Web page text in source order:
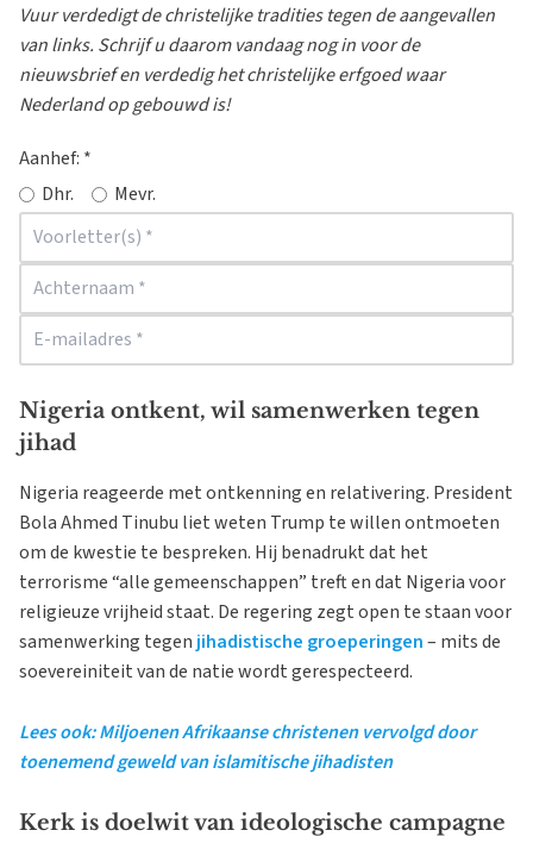
Vuur verdedigt de christelijke tradities tegen de aangevallen
van links. Schrijf u daarom vandaag nog in voor de
nieuwsbrief en verdedig het christelijke erfgoed waar
Nederland op gebouwd is!
Aanhef: *
Dhr.
Mevr.
Nigeria ontkent, wil samenwerken tegen
jihad
Nigeria reageerde met ontkenning en relativering. President
Bola Ahmed Tinubu liet weten Trump te willen ontmoeten
om de kwestie te bespreken. Hij benadrukt dat het
terrorisme “alle gemeenschappen” treft en dat Nigeria voor
religieuze vrijheid staat. De regering zegt open te staan voor
samenwerking tegen jihadistische groeperingen– mits de
soevereiniteit van de natie wordt gerespecteerd.
Lees ook: Miljoenen Afrikaanse christenen vervolgd door
toenemend geweld van islamitische jihadisten
Kerk is doelwit van ideologische campagne